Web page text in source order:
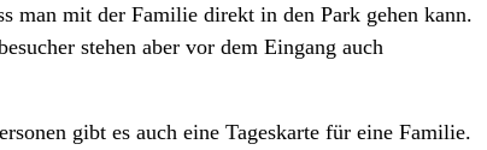
man mit der Familie direkt in den Park gehen kann.
stehen aber vor dem Eingang auch
gibt es auch eine Tageskarte für eine Familie.